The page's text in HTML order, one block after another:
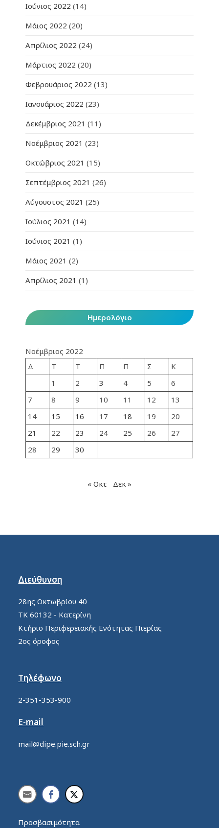
Ιούνιος 2022 (14)
Μάιος 2022 (20)
Απρίλιος 2022 (24)
Μάρτιος 2022 (20)
Φεβρουάριος 2022 (13)
Ιανουάριος 2022 (23)
Δεκέμβριος 2021 (11)
Νοέμβριος 2021 (23)
Οκτώβριος 2021 (15)
Σεπτέμβριος 2021 (26)
Αύγουστος 2021 (25)
Ιούλιος 2021 (14)
Ιούνιος 2021 (1)
Μάιος 2021 (2)
Απρίλιος 2021 (1)
Ημερολόγιο
Νοέμβριος 2022
Δ
Τ Τ Π Π Σ
Κ
1
2 3 4 5
6
7
8 9 10 11 12
13
14
15 16 17 18 19
20
21
22 23 24 25 26
27
28
29 30
« Οκτ Δεκ »
Διεύθυνση
28ης Οκτωβρίου 40
ΤΚ 60132 - Κατερίνη
Κτήριο Περιφερειακής Ενότητας Πιερίας
2ος όροφος
Τηλέφωνο
2-351-353-900
E-mail
mail@dipe.pie.sch.gr
Προσβασιμότητα